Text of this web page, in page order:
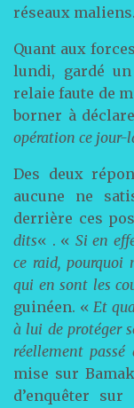
réseaux maliens.
Quant aux
lundi, gardé
relaie faute de
borner à
opération ce jour-
Des deux
aucune ne
derrière ces
dits« . « Si en
ce raid, pourquoi
qui en sont les
guinéen. «Et
à lui de protéger
réellement
mise sur
d’enquêter